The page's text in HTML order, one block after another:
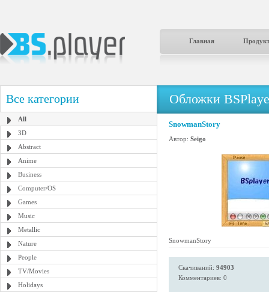
Главная
Все категории
All
3D
Abstract
Anime
Business
Computer/OS
Games
Music
Metallic
Nature
People
TV/Movies
Holidays
Обложки
SnowmanStory
Автор: Seigo
SnowmanStory
Скачиваний: 94903
Комментариев: 0